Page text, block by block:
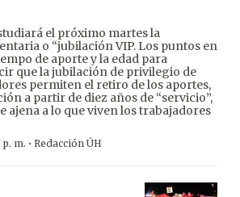
el próximo martes la
o “jubilación VIP. Los puntos en
de aporte y la edad para
que la jubilación de privilegio de
permiten el retiro de los aportes,
a partir de diez años de “servicio”,
ajena a lo que viven los trabajadores
m. · Redacción ÚH